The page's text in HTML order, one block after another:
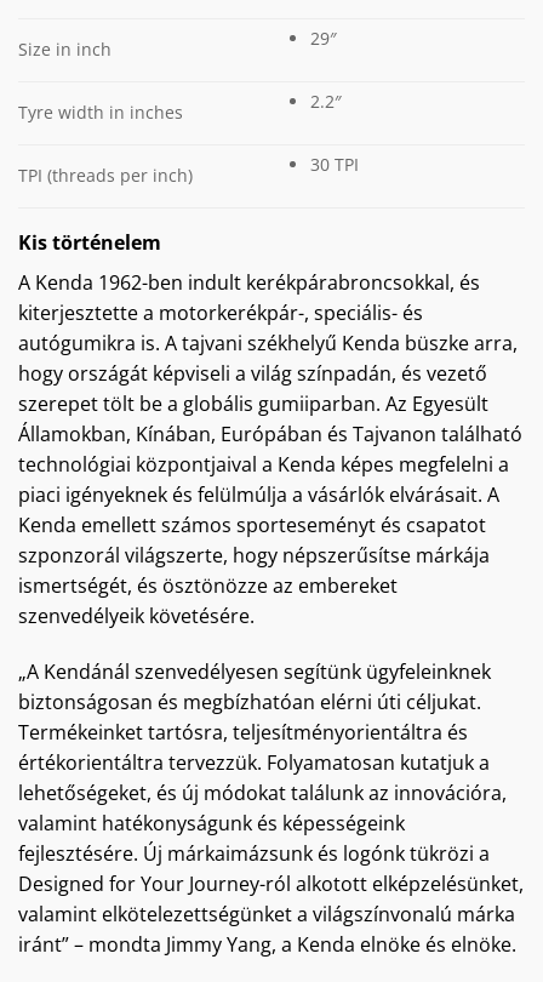
Size in inch 29″
Tyre width in inches 2.2″
TPI (threads per inch) 30 TPI
Kis történelem
A Kenda 1962-ben indult kerékpárabroncsokkal, és
kiterjesztette a motorkerékpár-, speciális- és
autógumikra is. A tajvani székhelyű Kenda büszke arra,
hogy országát képviseli a világ színpadán, és vezető
szerepet tölt be a globális gumiiparban. Az Egyesült
Államokban, Kínában, Európában és Tajvanon található
technológiai központjaival a Kenda képes megfelelni a
piaci igényeknek és felülmúlja a vásárlók elvárásait. A
Kenda emellett számos sporteseményt és csapatot
szponzorál világszerte, hogy népszerűsítse márkája
ismertségét, és ösztönözze az embereket
szenvedélyeik követésére.
„A Kendánál szenvedélyesen segítünk ügyfeleinknek
biztonságosan és megbízhatóan elérni úti céljukat.
Termékeinket tartósra, teljesítményorientáltra és
értékorientáltra tervezzük. Folyamatosan kutatjuk a
lehetőségeket, és új módokat találunk az innovációra,
valamint hatékonyságunk és képességeink
fejlesztésére. Új márkaimázsunk és logónk tükrözi a
Designed for Your Journey-ról alkotott elképzelésünket,
valamint elkötelezettségünket a világszínvonalú márka
iránt” – mondta Jimmy Yang, a Kenda elnöke és elnöke.